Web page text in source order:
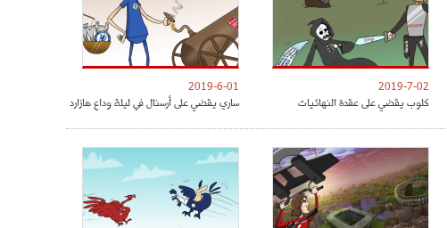
2019-7-02
كلوب يقضي على عقدة النهائيات
2019-6-01
ساري يقضي على أرسنال في ليلة وداع هازارد